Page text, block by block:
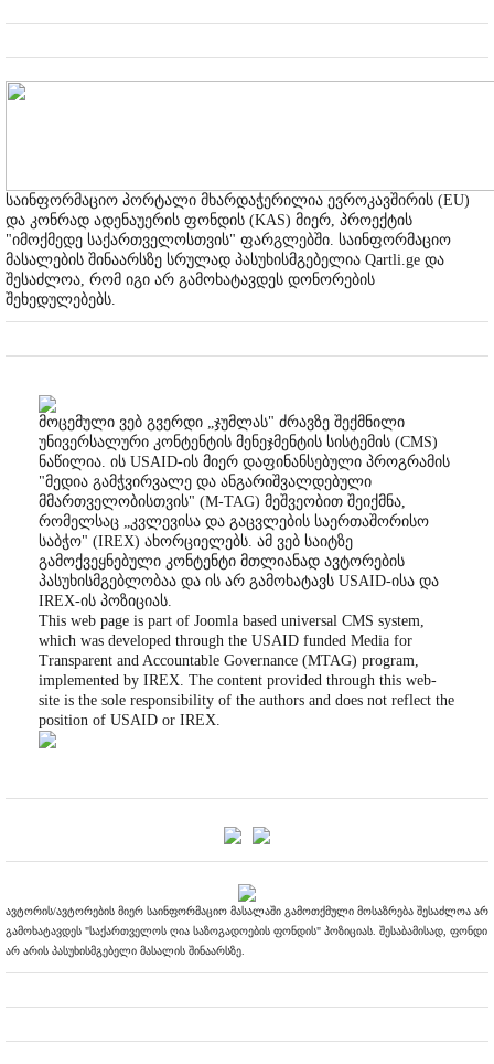
საინფორმაციო პორტალი მხარდაჭერილია ევროკავშირის (EU)
და კონრად ადენაუერის ფონდის (KAS) მიერ, პროექტის
"იმოქმედე საქართველოსთვის" ფარგლებში. საინფორმაციო
მასალების შინაარსზე სრულად პასუხისმგებელია Qartli.ge და
შესაძლოა, რომ იგი არ გამოხატავდეს დონორების
შეხედულებებს.
მოცემული ვებ გვერდი „ჯუმლას" ძრავზე შექმნილი
უნივერსალური კონტენტის მენეჯმენტის სისტემის (CMS)
ნაწილია. ის USAID-ის მიერ დაფინანსებული პროგრამის
"მედია გამჭვირვალე და ანგარიშვალდებული
მმართველობისთვის" (M-TAG) მეშვეობით შეიქმნა,
რომელსაც „კვლევისა და გაცვლების საერთაშორისო
საბჭო" (IREX) ახორციელებს. ამ ვებ საიტზე
გამოქვეყნებული კონტენტი მთლიანად ავტორების
პასუხისმგებლობაა და ის არ გამოხატავს USAID-ისა და
IREX-ის პოზიციას.
This web page is part of Joomla based universal CMS system,
which was developed through the USAID funded Media for
Transparent and Accountable Governance (MTAG) program,
implemented by IREX. The content provided through this web-
site is the sole responsibility of the authors and does not reflect the
position of USAID or IREX.
ავტორის/ავტორების მიერ საინფორმაციო მასალაში გამოთქმული მოსაზრება შესაძლოა არ
გამოხატავდეს "საქართველოს ღია საზოგადოების ფონდის" პოზიციას. შესაბამისად, ფონდი
არ არის პასუხისმგებელი მასალის შინაარსზე.